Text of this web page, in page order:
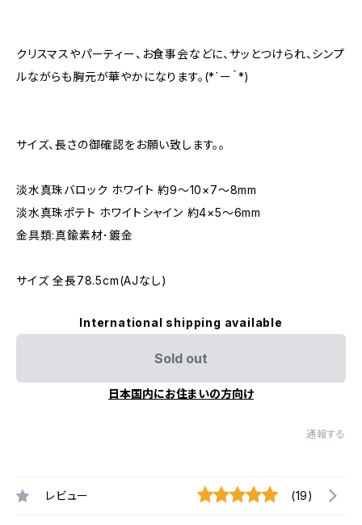
クリスマスやパーティー、お食事会などに、サッとつけられ、シンプ
ルながらも胸元が華やかになります。(*´ー｀*)
サイズ、長さの御確認をお願い致します。。
淡水真珠バロック ホワイト 約9～10×7～8mm
淡水真珠ポテト ホワイトシャイン 約4×5～6mm
金具類:真鍮素材･鍍金
サイズ 全長78.5cm(AJなし)
International shipping available
Sold out
日本国内にお住まいの方向け
通報する
レビュー (19)